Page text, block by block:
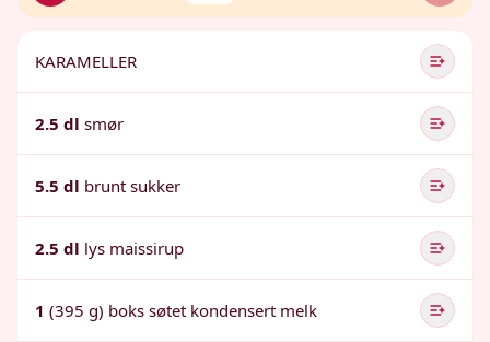
KARAMELLER
2.5 dl smør
5.5 dl brunt sukker
2.5 dl lys maissirup
1 (395 g) boks søtet kondensert melk